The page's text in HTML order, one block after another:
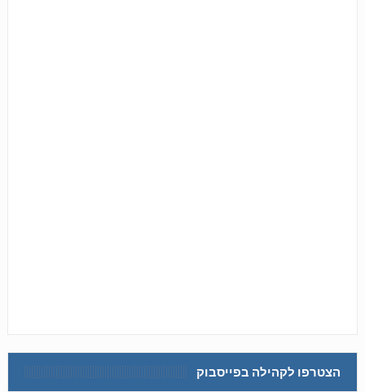
הצטרפו לקהילה בפייסבוק